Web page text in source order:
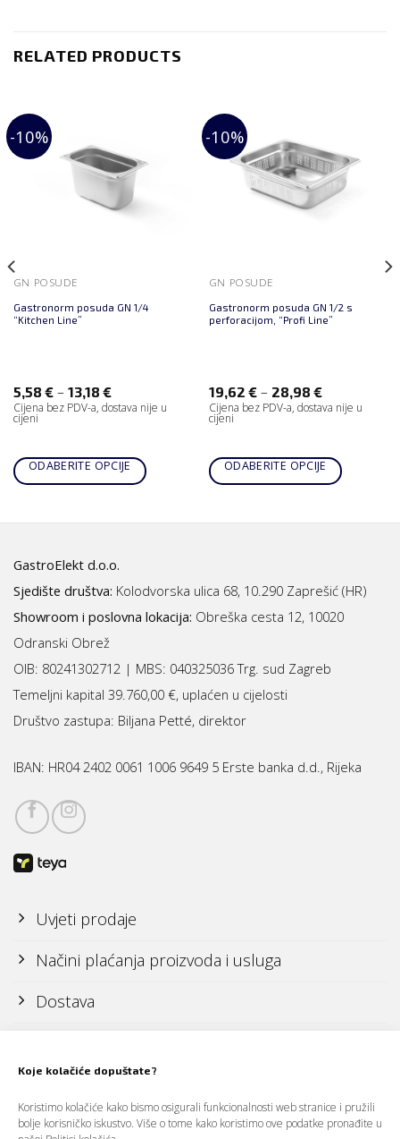
Koje kolačiće dopuštate?
Koristimo kolačiće kako bismo osigurali funkcionalnosti web stranice i pružili
bolje korisničko iskustvo. Više o tome kako koristimo ove podatke pronađite u
RELATED PRODUCTS
-10%
GN POSUDE
Gastronorm posuda GN 1/4
“Kitchen Line”
5,58 €– 13,18 €
Cijena bez PDV-a, dostava nije u
cijeni
ODABERITE OPCIJE
-10%
GN POSUDE
Gastronorm posuda GN 1/2 s
perforacijom, “Profi Line”
19,62 €– 28,98 €
Cijena bez PDV-a, dostava nije u
cijeni
ODABERITE OPCIJE
GastroElekt d.o.o.
Sjedište društva: Kolodvorska ulica 68, 10.290 Zaprešić (HR)
Showroom i poslovna lokacija: Obreška cesta 12, 10020
Odranski Obrež
OIB: 80241302712 | MBS: 040325036 Trg. sud Zagreb
Temeljni kapital 39.760,00 €, uplaćen u cijelosti
Društvo zastupa: Biljana Petté, direktor
IBAN: HR04 2402 0061 1006 9649 5 Erste banka d.d., Rijeka
Uvjeti prodaje
Načini plaćanja proizvoda i usluga
Dostava
Politika zaštite osobnih podataka (GDPR)